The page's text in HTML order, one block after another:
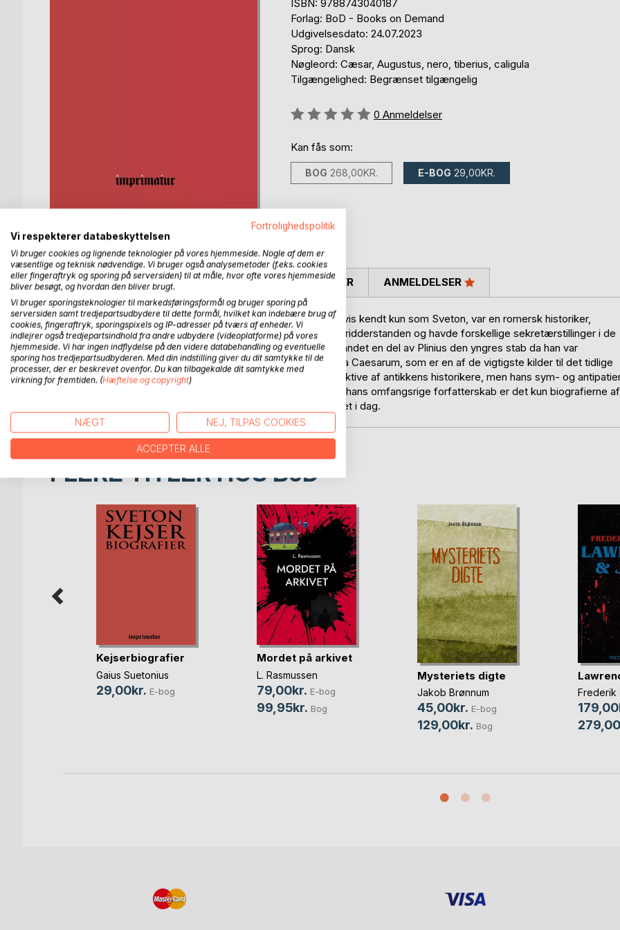
ISBN: 9788743040187
Forlag: BoD - Books on Demand
Udgivelsesdato: 24.07.2023
Sprog: Dansk
Nøgleord: Cæsar, Augustus, nero, tiberius, caligula
Tilgængelighed: Begrænset tilgængelig
Anmeldelse::
0 Anmeldelser
Kan fås som:
BOG 268,00KR. E-BOG 29,00KR.
BESKRIVELSE
Gaius Suetonius Tranquillus (født 75, død 160), sædvanligvis kendt kun som Sveton, var en romersk historiker,
sprogforsker, oldtidsforsker og embedsmand. Han var af ridderstanden og havde forskellige sekretærstillinger i de
øverste lag af den keiserlige administration og var blandt andet en del av Plinius den yngres stab da han var
prokonsul i Pontus. Han er bedst kendt for sit værk De vita Caesarum, som er en af de vigtigste kilder til det tidlige
romerske kejserdømme. Han regnes blandt de mere objektive af antikkens historikere, men hans sym- og
kommer ofte frem i teksten. Bortset fra få fragmenter fra hans omfangsrige forfatterskab er det kun biografierne af
de tolv kejsere fra Julius Cæsar til Domitian som er bevaret i dag.
FORFATTER PRESSEN SKRIVER ANMELDELSER
FLERE TITLER HOSBoD
Kejserbiografier
Gaius Suetonius
29,00kr. E-bog
Mordet på arkivet
L. Rasmussen
79,00kr. E-bog
99,95kr. Bog
Mysteriets digte
Jakob Brønnum
45,00kr. E-bog
129,00kr. Bog
Frederik
Fortrolighedspolitik
Vi respekterer databeskyttelsen
Vi bruger cookies og lignende teknologier på vores hjemmeside. Nogle af dem er
væsentlige og teknisk nødvendige. Vi bruger også analysemetoder (f.eks. cookies
eller fingeraftryk og sporing på serversiden) til at måle, hvor ofte vores hjemmeside
bliver besøgt, og hvordan den bliver brugt.
Vi bruger sporingsteknologier til markedsføringsformål og bruger sporing på
serversiden samt tredjepartsudbydere til dette formål, hvilket kan indebære brug af
cookies, fingeraftryk, sporingspixels og IP-adresser på tværs af enheder. Vi
indlejrer også tredjepartsindhold fra andre udbydere (videoplatforme) på vores
hjemmeside. Vi har ingen indflydelse på den videre databehandling og eventuelle
sporing hos tredjepartsudbyderen. Med din indstilling giver du dit samtykke til de
processer, der er beskrevet ovenfor. Du kan tilbagekalde dit samtykke med
virkning for fremtiden. (Hæftelse og copyright)
NÆGT NEJ, TILPAS COOKIES
ACCEPTER ALLE